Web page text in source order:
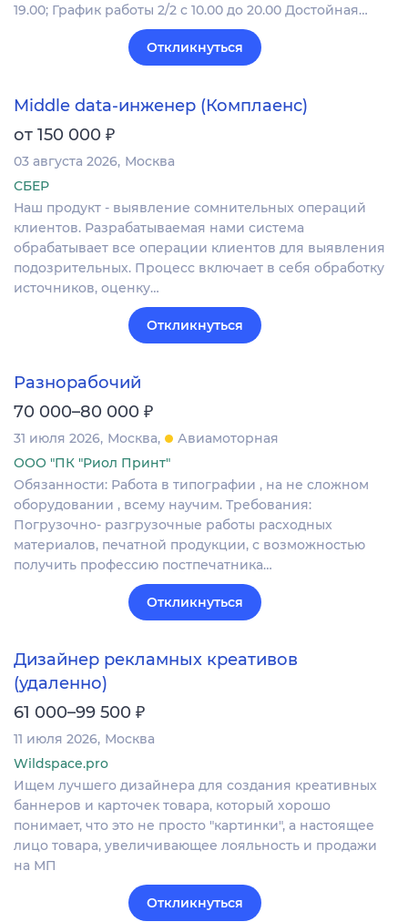
19.00; График работы 2/2 c 10.00 до 20.00 Достойная…
Откликнуться
Middle data-инженер (Комплаенс)
от 150 000 ₽
03 августа 2026 Москва
СБЕР
Наш продукт - выявление сомнительных операций
клиентов. Разрабатываемая нами система
обрабатывает все операции клиентов для выявления
подозрительных. Процесс включает в себя обработку
источников, оценку…
Откликнуться
Разнорабочий
70 000–80 000 ₽
31 июля 2026 Москва
Авиамоторная
ООО "ПК "Риол Принт"
Обязанности: Работа в типографии , на не сложном
оборудовании , всему научим. Требования:
Погрузочно- разгрузочные работы расходных
материалов, печатной продукции, с возможностью
получить профессию постпечатника…
Откликнуться
Дизайнер рекламных креативов
(удаленно)
61 000–99 500 ₽
11 июля 2026 Москва
Wildspace.pro
Ищем лучшего дизайнера для создания креативных
баннеров и карточек товара, который хорошо
понимает, что это не просто "картинки", а настоящее
лицо товара, увеличивающее лояльность и продажи
на МП
Откликнуться